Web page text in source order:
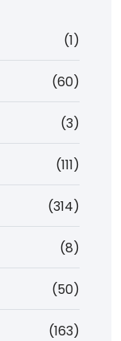
(1)
(60)
(3)
(111)
(314)
(8)
(50)
(163)